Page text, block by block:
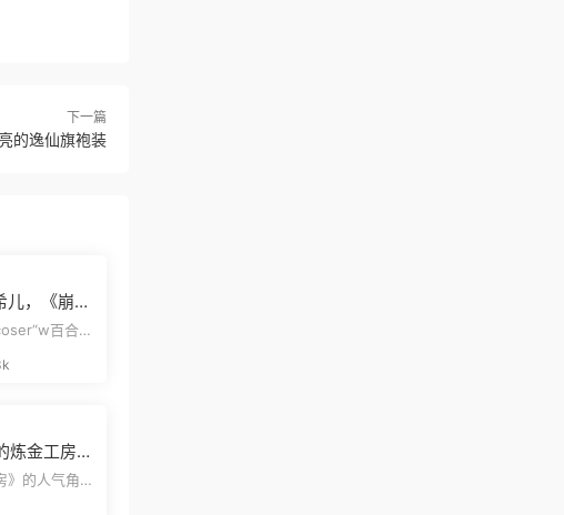
下一篇
的逸仙旗袍装
儿，《崩
照片
百合欧
炼金工房》
》的人气角色